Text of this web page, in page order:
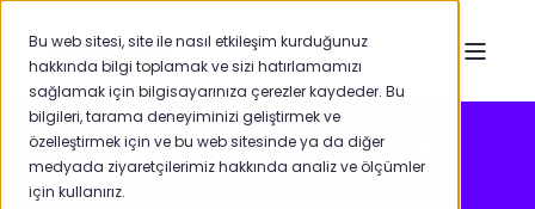
Bu web sitesi, site ile nasıl etkileşim kurduğunuz
hakkında bilgi toplamak ve sizi hatırlamamızı
sağlamak için bilgisayarınıza çerezler kaydeder. Bu
bilgileri, tarama deneyiminizi geliştirmek ve
özelleştirmek için ve bu web sitesinde ya da diğer
medyada ziyaretçilerimiz hakkında analiz ve ölçümler
için kullanırız.
40+
Etkinlik
200+